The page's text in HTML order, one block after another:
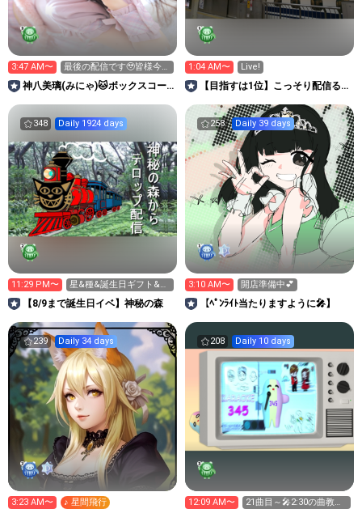
3:47 AM〜
最後の配信です🥹皆様今ま
で本当にありがとにゃ☺️
神八美璃(みにゃ)🐱ボックスコー
1:04 AM〜 Live!
【目指すは1位】こっそり配信るー
348 Daily 1924 days
11:29 PM〜
星&種&誕生日ギフト&虹
星お願いします
【8/9まで誕生日イベ】神秘の森
258 Daily 39 days
3:10 AM〜 開店準備中💕
【ﾍﾟﾝﾗｲﾄ当たりますように🎤】
239 Daily 34 days
3:23 AM〜 ♪ 星間飛行
208 Daily 10 days
12:09 AM〜
21曲目～🎤2:30の曲教え